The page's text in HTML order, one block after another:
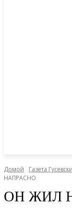
Домой Газета
НАПРАСНО
ОН ЖИЛ